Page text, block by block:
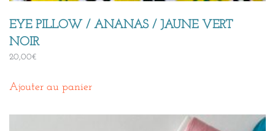
EYE PILLOW / ANANAS / JAUNE VERT
NOIR
20,00€
Ajouter au panier